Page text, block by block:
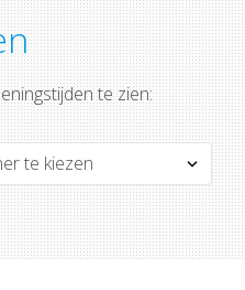
te zien: